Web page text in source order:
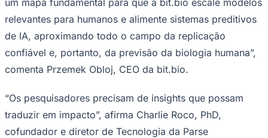
Corinthians
relevantes para humanos e alimente sistemas preditivos
de IA, aproximando todo o campo da replicação
confiável e, portanto, da previsão da biologia humana”,
comenta Przemek Obloj, CEO da bit.bio.
“Os pesquisadores precisam de insights que possam
traduzir em impacto”, afirma Charlie Roco, PhD,
cofundador e diretor de Tecnologia da Parse